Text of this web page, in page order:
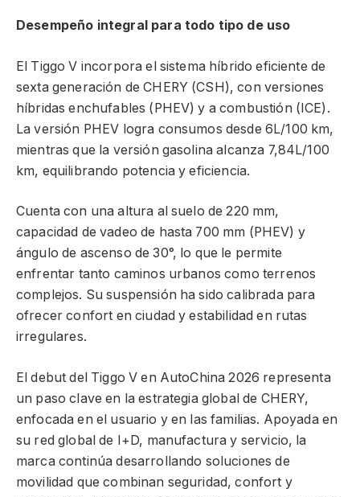
Desempeño integral para todo tipo de uso
El Tiggo V incorpora el sistema híbrido eficiente de
sexta generación de CHERY (CSH), con versiones
híbridas enchufables (PHEV) y a combustión (ICE).
La versión PHEV logra consumos desde 6L/100 km,
mientras que la versión gasolina alcanza 7,84L/100
km, equilibrando potencia y eficiencia.
Cuenta con una altura al suelo de 220 mm,
capacidad de vadeo de hasta 700 mm (PHEV) y
ángulo de ascenso de 30°, lo que le permite
enfrentar tanto caminos urbanos como terrenos
complejos. Su suspensión ha sido calibrada para
ofrecer confort en ciudad y estabilidad en rutas
irregulares.
El debut del Tiggo V en AutoChina 2026 representa
un paso clave en la estrategia global de CHERY,
enfocada en el usuario y en las familias. Apoyada en
su red global de I+D, manufactura y servicio, la
marca continúa desarrollando soluciones de
movilidad que combinan seguridad, confort y